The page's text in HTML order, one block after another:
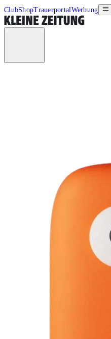
ClubShopTrauerportalWerbung